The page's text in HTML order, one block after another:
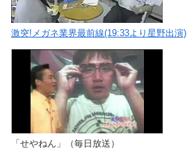
激突!メガネ業界最前線(19:33より星野出演)
「せやねん」（毎日放送）